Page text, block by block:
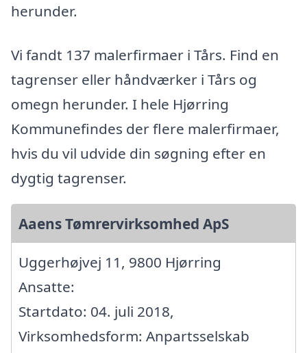
herunder.
Vi fandt 137 malerfirmaer i Tårs. Find en
tagrenser eller håndværker i Tårs og
omegn herunder. I hele Hjørring
Kommunefindes der flere malerfirmaer,
hvis du vil udvide din søgning efter en
dygtig tagrenser.
Aaens Tømrervirksomhed ApS
Uggerhøjvej 11, 9800 Hjørring
Ansatte:
Startdato: 04. juli 2018,
Virksomhedsform: Anpartsselskab